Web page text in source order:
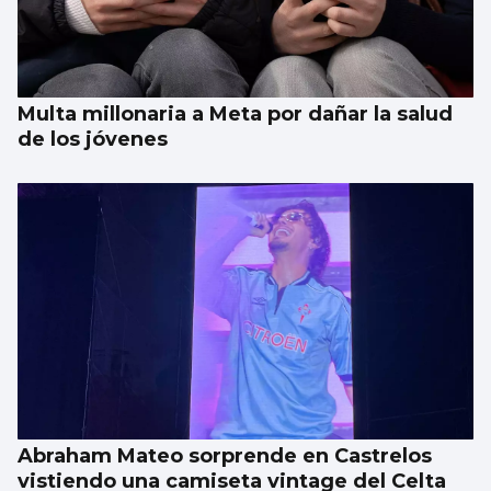
Multa millonaria a Meta por dañar la salud
de los jóvenes
Abraham Mateo sorprende en Castrelos
vistiendo una camiseta vintage del Celta